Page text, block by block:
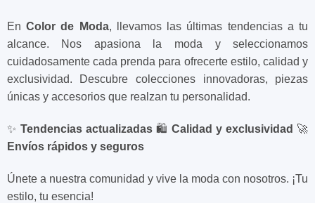
EnColor de Moda, llevamos las últimas tendencias a tu
alcance. Nos apasiona la moda y seleccionamos
cuidadosamente cada prenda para ofrecerte estilo, calidad y
exclusividad. Descubre colecciones innovadoras, piezas
únicas y accesorios que realzan tu personalidad.
✨ Tendencias actualizadas🛍️Calidad y exclusividad 🚀
Envíos rápidos y seguros
Únete a nuestra comunidad y vive la moda con nosotros. ¡Tu
estilo, tu esencia!